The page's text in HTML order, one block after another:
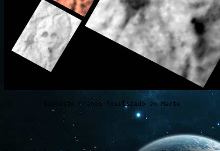
Supuesto Cráneo fosilizado en Marte